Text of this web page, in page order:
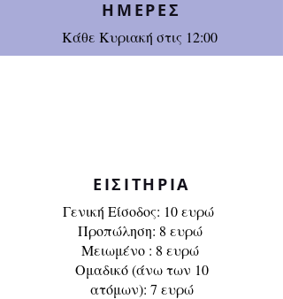
ΗΜΕΡΕΣ
Κάθε Κυριακή στις 12:00
ΕΙΣΙΤΗΡΙΑ
Γενική Είσοδος: 10 ευρώ
Προπώληση: 8 ευρώ
Μειωμένο : 8 ευρώ
Ομαδικό (άνω των 10
ατόμων): 7 ευρώ